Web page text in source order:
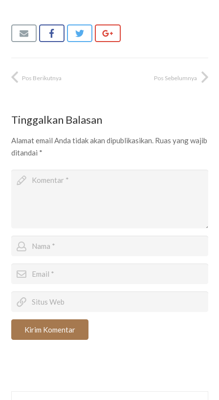
Pos Sebelumnya
Pos Berikutnya
Tinggalkan Balasan
Alamat email Anda tidak akan dipublikasikan. Ruas yang wajib
ditandai *
Kirim Komentar